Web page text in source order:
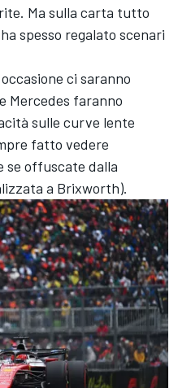
Ma sulla carta tutto
spesso regalato scenari
ci saranno
Mercedes faranno
sulle curve lente
fatto vedere
se offuscate dalla
a Brixworth).